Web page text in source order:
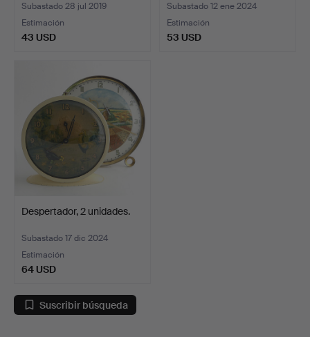
Subastado 28 jul 2019
Estimación
43 USD
Subastado 12 ene 2024
Estimación
53 USD
Despertador, 2 unidades.
Subastado 17 dic 2024
Estimación
64 USD
Suscribir búsqueda